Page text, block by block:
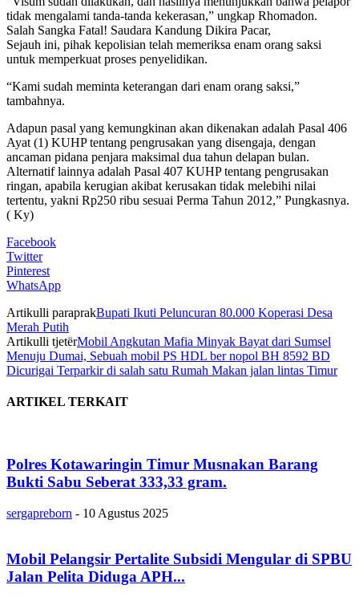
tidak mengalami tanda-tanda kekerasan,” ungkap Rhomadon.
Salah Sangka Fatal! Saudara Kandung Dikira Pacar,
Sejauh ini, pihak kepolisian telah memeriksa enam orang saksi
untuk memperkuat proses penyelidikan.
“Kami sudah meminta keterangan dari enam orang saksi,”
tambahnya.
Adapun pasal yang kemungkinan akan dikenakan adalah Pasal 406
Ayat (1) KUHP tentang pengrusakan yang disengaja, dengan
ancaman pidana penjara maksimal dua tahun delapan bulan.
Alternatif lainnya adalah Pasal 407 KUHP tentang pengrusakan
ringan, apabila kerugian akibat kerusakan tidak melebihi nilai
tertentu, yakni Rp250 ribu sesuai Perma Tahun 2012,” Pungkasnya.
( Ky)
Facebook
Twitter
Pinterest
WhatsApp
Artikulli paraprakBupati Ikuti Peluncuran 80.000 Koperasi Desa
Merah Putih
Artikulli tjetërMobil Angkutan Mafia Minyak Bayat dari Sumsel
Menuju Dumai, Sebuah mobil PS HDL ber nopol BH 8592 BD
Dicurigai Terparkir di salah satu Rumah Makan jalan lintas Timur
ARTIKEL TERKAIT
Polres Kotawaringin Timur Musnakan Barang
Bukti Sabu Seberat 333,33 gram.
sergapreborn - 10 Agustus 2025
Mobil Pelangsir Pertalite Subsidi Mengular di SPBU
Jalan Pelita Diduga APH...